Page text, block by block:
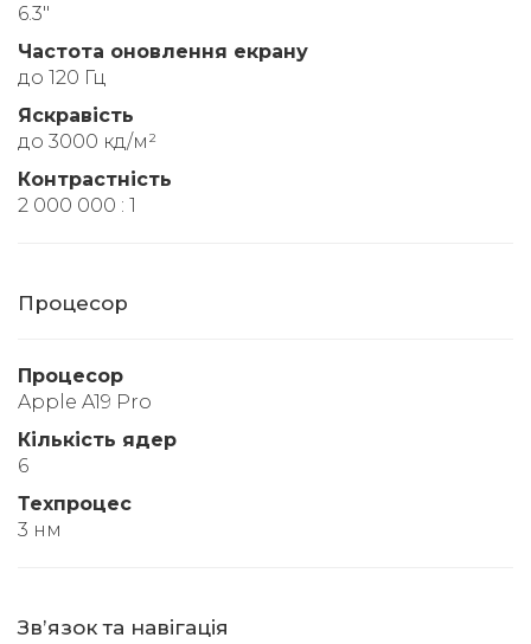
6.3"
Частота оновлення екрану
до 120 Гц
Яскравість
до 3000 кд/м²
Контрастність
2 000 000 : 1
Процесор
Процесор
Apple A19 Pro
Кількість ядер
6
Техпроцес
3 нм
Звʼязок та навігація